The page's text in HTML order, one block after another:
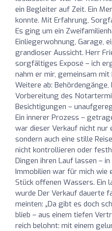
ein Begleiter auf Zeit. Ein
konnte. Mit Erfahrung,
Es ging um ein
Einliegerwohnung, Garage,
grandioser Aussicht. Herr
sorgfältiges Exposé – ich
nahm er mir, gemeinsam
Weitere ab:
Vorbereitung des
Besichtigungen –
Ein innerer Prozess –
war dieser Verkauf nicht
sondern auch eine stille
nicht kontrollieren oder
Dingen ihren Lauf lassen –
Immobilien war für mich wie
Stück offenen Wassers. Ein
wurde Der Verkauf dauerte
meinten: „Da gibt es doch
blieb – aus einem tiefen
reich belohnt: mit einem